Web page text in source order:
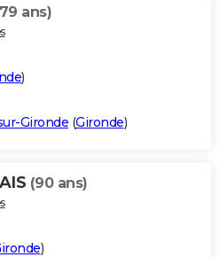
ans)
)
Gironde (Gironde)
(90 ans)
)